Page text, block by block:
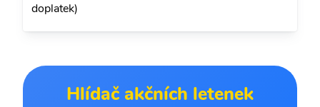
doplatek)
Hlídač akčních letenek